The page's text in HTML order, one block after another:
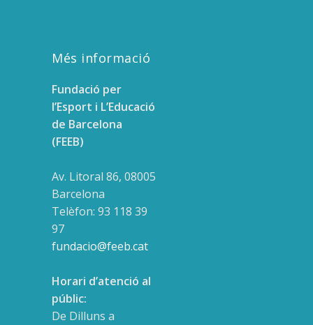
Més informació
Fundació per
l’Esport i L’Educació
de Barcelona
(FEEB)
Av. Litoral 86, 08005
Barcelona
Telèfon: 93 118 39
97
fundacio@feeb.cat
Horari d’atenció al
públic:
De Dilluns a